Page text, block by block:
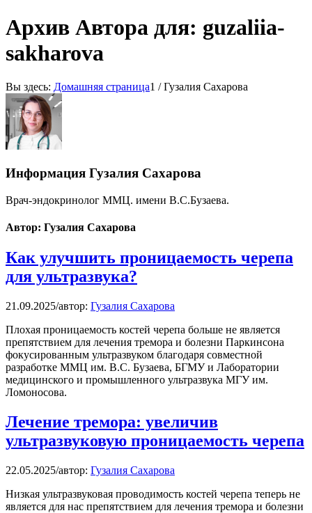
Архив Автора для: guzaliia-
sakharova
Вы здесь: Домашняя страница1 / Гузалия Сахарова
Информация Гузалия Сахарова
Врач-эндокринолог ММЦ. имени В.С.Бузаева.
Автор: Гузалия Сахарова
Как улучшить проницаемость черепа
для ультразвука?
21.09.2025/автор: Гузалия Сахарова
Плохая проницаемость костей черепа больше не является
препятствием для лечения тремора и болезни Паркинсона
фокусированным ультразвуком благодаря совместной
разработке ММЦ им. В.С. Бузаева, БГМУ и Лаборатории
медицинского и промышленного ультразвука МГУ им.
Ломоносова.
Лечение тремора: увеличив
ультразвуковую проницаемость черепа
22.05.2025/автор: Гузалия Сахарова
Низкая ультразвуковая проводимость костей черепа теперь не
является для нас препятствием для лечения тремора и болезни